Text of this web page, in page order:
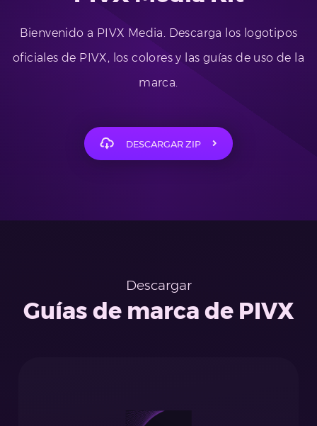
Bienvenido a PIVX Media. Descarga los logotipos
oficiales de PIVX, los colores y las guías de uso de la
marca.
DESCARGAR ZIP
Descargar
Guías de marca de PIVX